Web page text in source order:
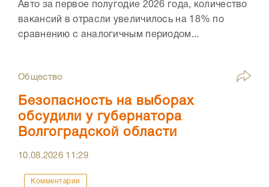
Авто за первое полугодие 2026 года, количество
вакансий в отрасли увеличилось на 18% по
сравнению с аналогичным периодом...
Общество
Безопасность на выборах
обсудили у губернатора
Волгоградской области
10.08.2026 11:29
Комментарии